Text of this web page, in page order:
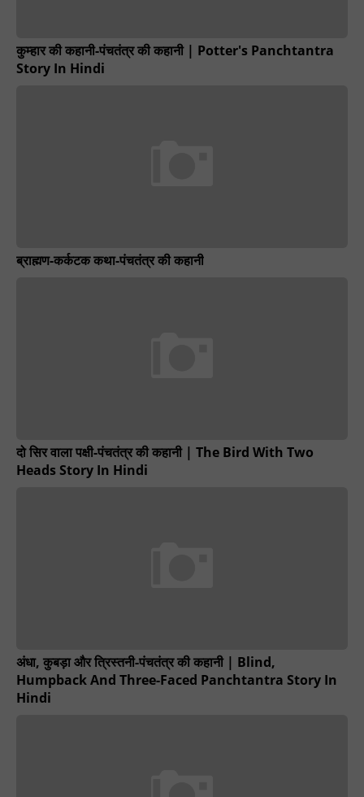
कुम्हार की कहानी-पंचतंत्र की कहानी | Potter's Panchtantra
Story In Hindi
ब्राह्मण-कर्कटक कथा-पंचतंत्र की कहानी
दो सिर वाला पक्षी-पंचतंत्र की कहानी | The Bird With Two
Heads Story In Hindi
अंधा, कुबड़ा और त्रिस्तनी-पंचतंत्र की कहानी | Blind,
Humpback And Three-Faced Panchtantra Story In
Hindi